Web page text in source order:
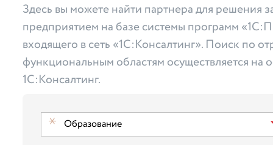
Здесь вы можете найти партнера для решения
предприятием на базе системы программ
входящего в сеть «1С:Консалтинг». Поиск по
функциональным областям осуществляется на
1С:Консалтинг.
Образование